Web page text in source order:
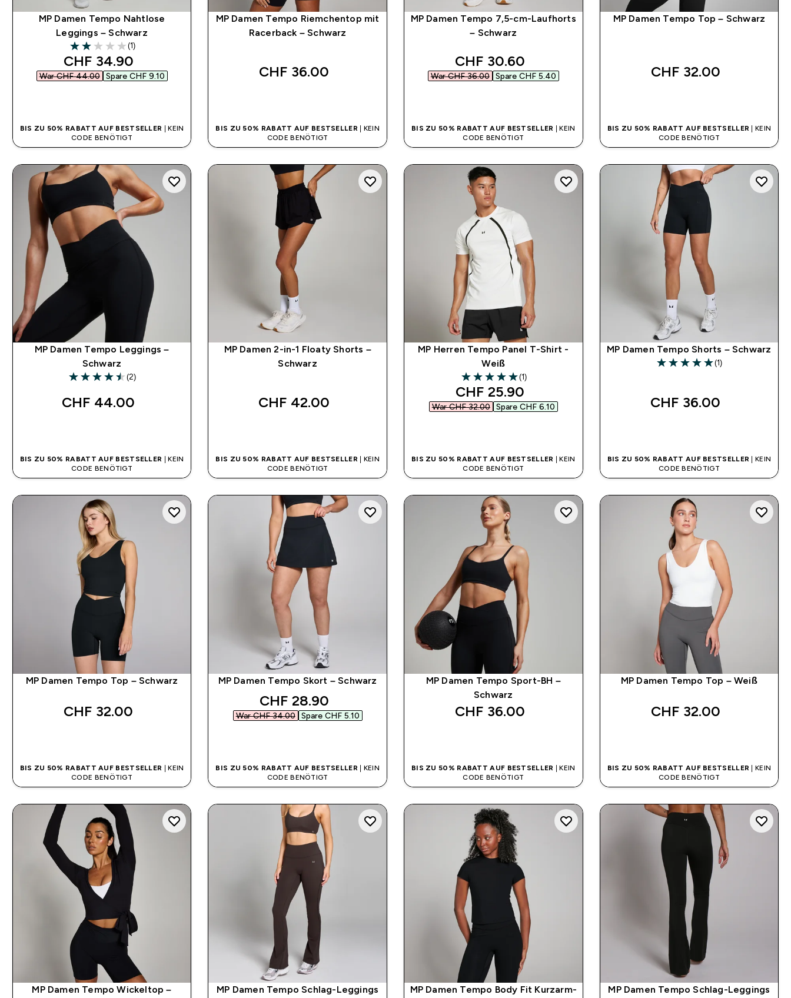
MP Damen Tempo Nahtlose
Leggings – Schwarz
2 out of 5 stars
(1)
discounted price
CHF 34.90‎
War CHF 44.00‎ Spare CHF 9.10‎
BIS ZU 50% RABATT AUF BESTSELLER | KEIN
CODE BENÖTIGT
MP Damen Tempo Riemchentop mit
Racerback – Schwarz
CHF 36.00‎
BIS ZU 50% RABATT AUF BESTSELLER | KEIN
CODE BENÖTIGT
MP Damen Tempo 7,5-cm-Laufhorts
– Schwarz
discounted price
CHF 30.60‎
War CHF 36.00‎ Spare CHF 5.40‎
BIS ZU 50% RABATT AUF BESTSELLER | KEIN
CODE BENÖTIGT
MP Damen Tempo Top – Schwarz
CHF 32.00‎
BIS ZU 50% RABATT AUF BESTSELLER | KEIN
CODE BENÖTIGT
MP Damen Tempo Leggings –
Schwarz
4.5 out of 5 stars
(2)
CHF 44.00‎
BIS ZU 50% RABATT AUF BESTSELLER | KEIN
CODE BENÖTIGT
MP Damen 2-in-1 Floaty Shorts –
Schwarz
CHF 42.00‎
BIS ZU 50% RABATT AUF BESTSELLER | KEIN
CODE BENÖTIGT
MP Herren Tempo Panel T-Shirt -
Weiß
5 out of 5 stars
(1)
discounted price
CHF 25.90‎
War CHF 32.00‎ Spare CHF 6.10‎
BIS ZU 50% RABATT AUF BESTSELLER
| KEIN
CODE BENÖTIGT
MP Damen Tempo Shorts – Schwarz
5 out of 5 stars
(1)
CHF 36.00‎
BIS ZU 50% RABATT AUF BESTSELLER | KEIN
CODE BENÖTIGT
MP Damen Tempo Top – Schwarz
CHF 32.00‎
BIS ZU 50% RABATT AUF BESTSELLER | KEIN
CODE BENÖTIGT
MP Damen Tempo Skort – Schwarz
discounted price
CHF 28.90‎
War CHF 34.00‎ Spare CHF 5.10‎
BIS ZU 50% RABATT AUF BESTSELLER | KEIN
CODE BENÖTIGT
MP Damen Tempo Sport-BH –
Schwarz
CHF 36.00‎
BIS ZU 50% RABATT AUF BESTSELLER
| KEIN
CODE BENÖTIGT
MP Damen Tempo Top – Weiß
CHF 32.00‎
BIS ZU 50% RABATT AUF BESTSELLER | KEIN
CODE BENÖTIGT
MP Damen Tempo Wickeltop – MP Damen Tempo Schlag-Leggings MP Damen Tempo Body Fit Kurzarm- MP Damen Tempo Schlag-Leggings